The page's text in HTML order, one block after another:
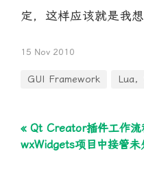
定，这样应该就是我
15 Nov 2010
GUI Framework Lua
« Qt Creator插件工作流
wxWidgets项目中接管未